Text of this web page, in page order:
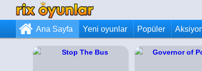
Ana Sayfa Yeni oyunlar Popüler